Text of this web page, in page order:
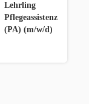
Lehrling
Pflegeassistenz
(PA) (m/w/d)